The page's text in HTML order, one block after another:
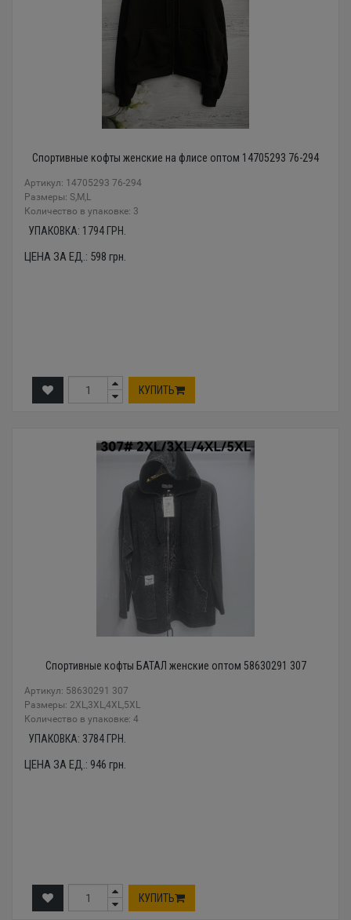
Спортивные кофты женские на флисе оптом 14705293 76-294
Артикул: 14705293 76-294
Размеры: S,M,L
Количество в упаковке: 3
УПАКОВКА: 1794 ГРН.
ЦЕНА ЗА ЕД.: 598 грн.
КУПИТЬ
Спортивные кофты БАТАЛ женские оптом 58630291 307
Артикул: 58630291 307
Размеры: 2XL,3XL,4XL,5XL
Количество в упаковке: 4
УПАКОВКА: 3784 ГРН.
ЦЕНА ЗА ЕД.: 946 грн.
КУПИТЬ